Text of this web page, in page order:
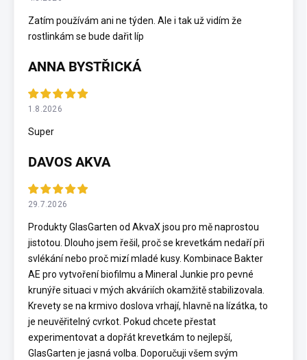
Zatím používám ani ne týden. Ale i tak už vidím že
rostlinkám se bude dařit líp
ANNA BYSTŘICKÁ
1.8.2026
Super
DAVOS AKVA
29.7.2026
Produkty GlasGarten od AkvaX jsou pro mě naprostou
jistotou. Dlouho jsem řešil, proč se krevetkám nedaří při
svlékání nebo proč mizí mladé kusy. Kombinace Bakter
AE pro vytvoření biofilmu a Mineral Junkie pro pevné
krunýře situaci v mých akváriích okamžitě stabilizovala.
Krevety se na krmivo doslova vrhají, hlavně na lízátka, to
je neuvěřitelný cvrkot. Pokud chcete přestat
experimentovat a dopřát krevetkám to nejlepší,
GlasGarten je jasná volba. Doporučuji všem svým